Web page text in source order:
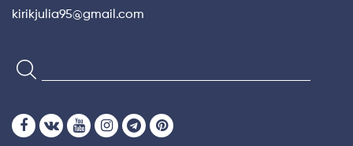
kirikjulia95@gmail.com